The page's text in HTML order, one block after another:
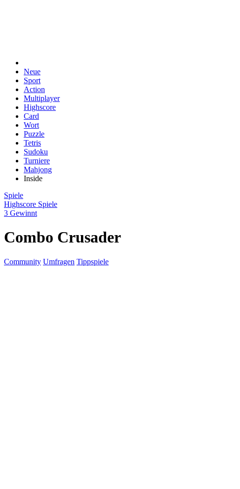
Neue
Sport
Action
Multiplayer
Highscore
Card
Wort
Puzzle
Tetris
Sudoku
Turniere
Mahjong
Inside
Spiele
Highscore Spiele
3 Gewinnt
Combo Crusader
Community Umfragen Tippspiele